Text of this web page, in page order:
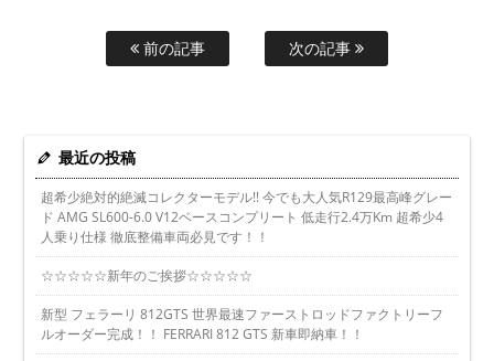
前の記事 次の記事
最近の投稿
超希少絶対的絶滅コレクターモデル!! 今でも大人気R129最高峰グレー
ド AMG SL600-6.0 V12ベースコンプリート 低走行2.4万Km 超希少4
人乗り仕様 徹底整備車両必見です！！
☆☆☆☆☆新年のご挨拶☆☆☆☆☆
新型 フェラーリ 812GTS 世界最速ファーストロッドファクトリーフ
ルオーダー完成！！ FERRARI 812 GTS 新車即納車！！